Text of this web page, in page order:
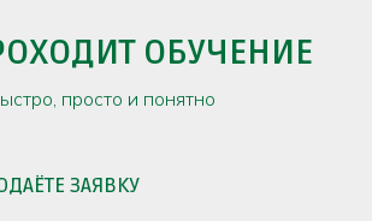
ОБУЧЕНИЕ
просто и понятно
ЗАЯВКУ